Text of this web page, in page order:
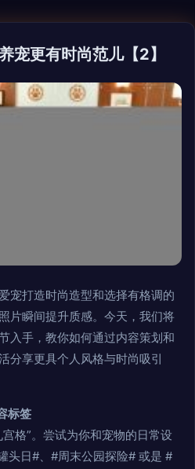
宠更有时尚范儿【2】
宠打造时尚造型和选择有格调的
片瞬间提升质感。今天，我们将
入手，教你如何通过内容策划和
分享更具个人风格与时尚吸引
标签
格”。尝试为你和宠物的日常设
头日#、#周末公园探险# 或是 #